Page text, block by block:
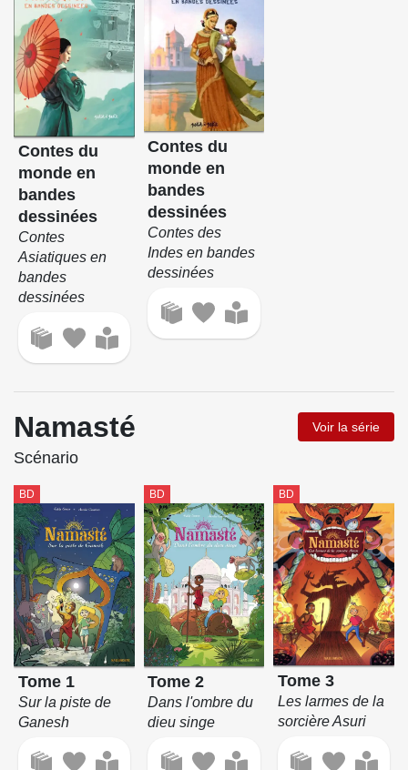
Contes du
monde en
bandes
dessinées
Contes
Asiatiques en
bandes
dessinées
Contes du
monde en
bandes
dessinées
Contes des
Indes en bandes
dessinées
Namasté Voir la série
Scénario
BD
Tome 1
Sur la piste de
Ganesh
BD
Tome 2
Dans l'ombre du
dieu singe
BD
Tome 3
Les larmes de la
sorcière Asuri